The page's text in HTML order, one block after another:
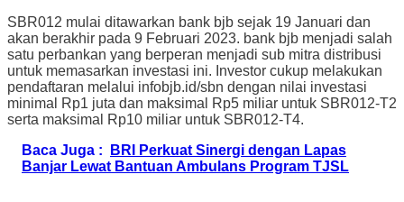
SBR012 mulai ditawarkan bank bjb sejak 19 Januari dan
akan berakhir pada 9 Februari 2023. bank bjb menjadi salah
satu perbankan yang berperan menjadi sub mitra distribusi
untuk memasarkan investasi ini. Investor cukup melakukan
pendaftaran melalui infobjb.id/sbn dengan nilai investasi
minimal Rp1 juta dan maksimal Rp5 miliar untuk SBR012-T2
serta maksimal Rp10 miliar untuk SBR012-T4.
Baca Juga :
BRI Perkuat Sinergi dengan Lapas
Banjar Lewat Bantuan Ambulans Program TJSL